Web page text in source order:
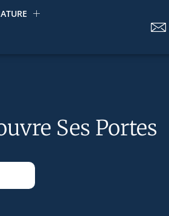
Ses Portes